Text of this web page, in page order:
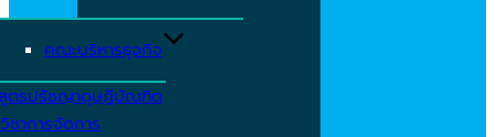
คณะบริหารธุจกิจ
ตรปรัชญาดุษฎีบัณฑิต
ชาการจัดการ